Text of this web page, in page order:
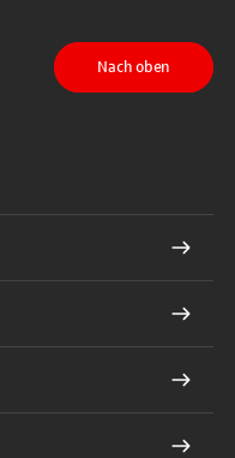
auf LinkedIn
Nach oben